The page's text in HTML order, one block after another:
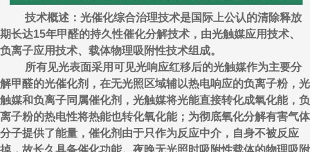
技术概述：光催化综合治理技术是国际上公认的清除释放
期长达15年甲醛的持久性催化分解技术，由光触媒应用技术、
负离子应用技术、载体物理吸附性技术组成。
所有见光表面采用可见光响应红移后的光触媒作为主要分
解甲醛的光催化剂，在无光照区域辅以热电响应的负离子粉，光
触媒和负离子同属催化剂，光触媒将光能直接转化成氧化能，负
离子粉的热电性将热能也转化氧化能；为彻底氧化分解有害气体
分子提供了能量，催化剂由于只作为反应中介，自身不被反应